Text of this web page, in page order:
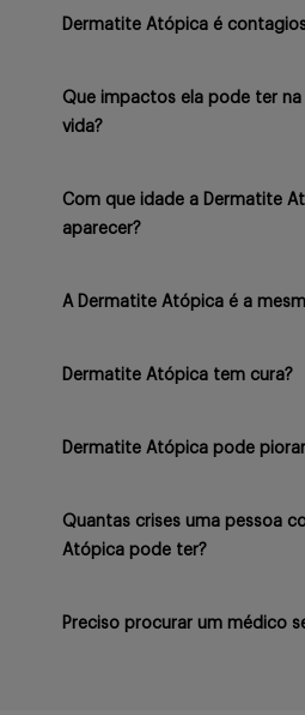
Dermatite Atópica é
Que impactos ela pode ter
vida?
Com que idade a Dermatite
aparecer?
A Dermatite Atópica é a
Dermatite Atópica tem cura?
Dermatite Atópica pode
Quantas crises uma pessoa
Atópica pode ter?
Preciso procurar um médico